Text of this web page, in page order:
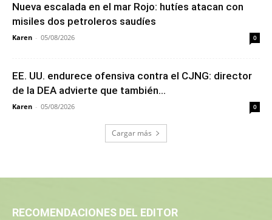
Nueva escalada en el mar Rojo: hutíes atacan con
misiles dos petroleros saudíes
Karen - 05/08/2026 0
EE. UU. endurece ofensiva contra el CJNG: director
de la DEA advierte que también...
Karen - 05/08/2026 0
Cargar más
RECOMENDACIONES DEL EDITOR